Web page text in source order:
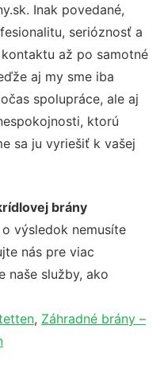
Inak povedané,
serióznosť a
až po samotné
aj my sme iba
spolupráce, ale aj
ktorú
sa ju vyriešiť k vašej
brány
o výsledok nemusíte
nás pre viac
naše služby, ako
, Záhradné brány –